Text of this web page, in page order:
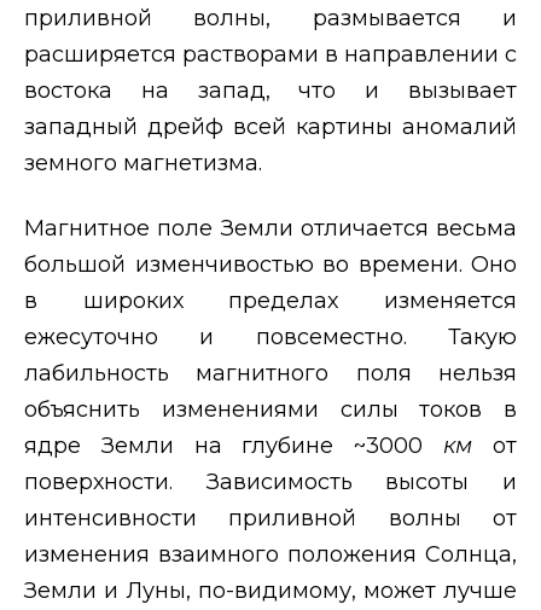
приливной волны, размывается и
расширяется растворами в направлении с
востока на запад, что и вызывает
западный дрейф всей картины аномалий
земного магнетизма.
Магнитное поле Земли отличается весьма
большой изменчивостью во времени. Оно
в широких пределах изменяется
ежесуточно и повсеместно. Такую
лабильность магнитного поля нельзя
объяснить изменениями силы токов в
ядре Земли на глубине ~3000 кмот
поверхности. Зависимость высоты и
интенсивности приливной волны от
изменения взаимного положения Солнца,
Земли и Луны, по-видимому, может лучше